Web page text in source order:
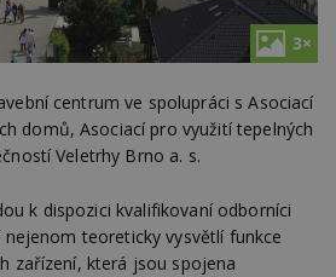
3×
centrum ve spolupráci s Asociací
domů, Asociací pro využití tepelných
Veletrhy Brno a. s.
k dispozici kvalifikovaní odborníci
teoreticky vysvětlí funkce
zařízení, která jsou spojena